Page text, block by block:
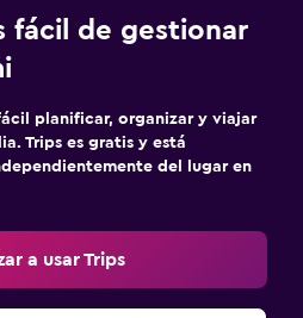
fácil de gestionar
planificar, organizar y viajar
Trips es gratis y está
del lugar en
a usar Trips